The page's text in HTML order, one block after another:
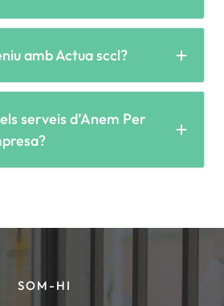
amb Actua sccl?
serveis d’Anem Per
SOM-HI